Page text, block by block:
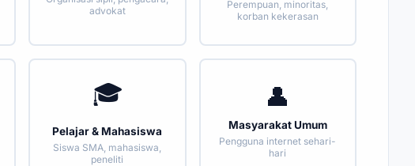
advokat
Perempuan, minoritas,
korban kekerasan
🎓
Pelajar & Mahasiswa
Siswa SMA, mahasiswa,
peneliti
👤
Masyarakat Umum
Pengguna internet sehari-
hari